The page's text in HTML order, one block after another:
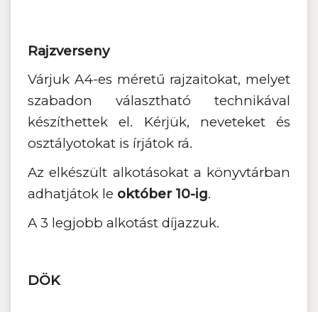
Rajzverseny
Várjuk A4-es méretű rajzaitokat, melyet
szabadon választható technikával
készíthettek el. Kérjük, neveteket és
osztályotokat is írjátok rá.
Az elkészült alkotásokat a könyvtárban
adhatjátok le október 10-ig.
A 3 legjobb alkotást díjazzuk.
DÖK